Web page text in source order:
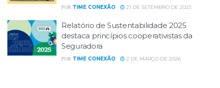
POR TIME CONEXÃO 21 DE SETEMBRO DE 2023
Relatório de Sustentabilidade 2025
destaca princípios cooperativistas da
Seguradora
POR TIME CONEXÃO 2 DE MARÇO DE 2026